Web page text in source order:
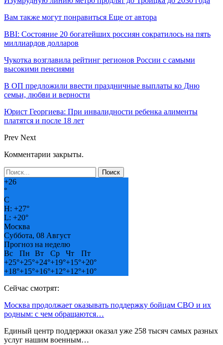
Вам также могут понравиться Еще от автора
BBI: Состояние 20 богатейших россиян сократилось на пять
миллиардов долларов
Чукотка возглавила рейтинг регионов России с самыми
высокими пенсиями
В ОП предложили ввести праздничные выплаты ко Дню
семьи, любви и верности
Юрист Георгиева: При инвалидности ребенка алименты
платятся и после 18 лет
Prev Next
Комментарии закрыты.
+26
°
C
H: +27°
L: +20°
Москва
Суббота, 08 Август
Прогноз на неделю
Вс
Пн Вт Ср Чт
Пт
+25°+25°+24°+19°+15°+20°
+18°+15°+16°+12°+12°+10°
Сейчас смотрят:
Москва продолжает оказывать поддержку бойцам СВО и их
родным: с чем обращаются…
Единый центр поддержки оказал уже 258 тысяч самых разных
услуг нашим военным…